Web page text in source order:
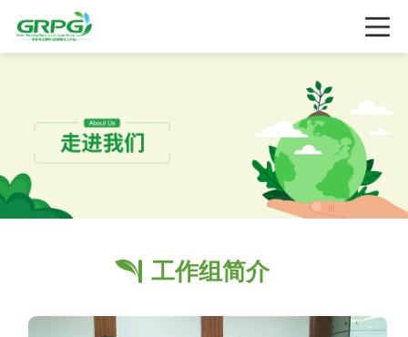
工作组简介